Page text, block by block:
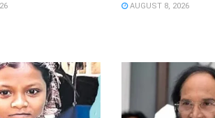
AUGUST 8, 2026